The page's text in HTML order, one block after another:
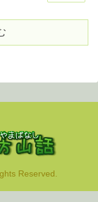
Reserved.